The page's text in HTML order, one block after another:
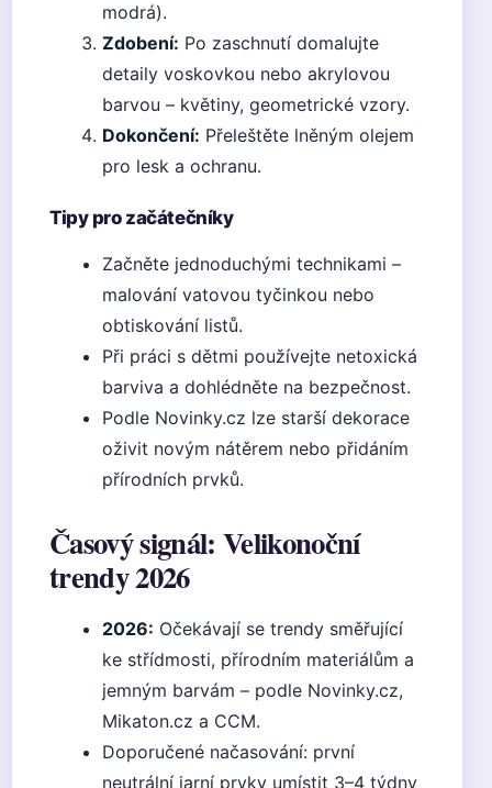
modrá).
Zdobení: Po zaschnutí domalujte
detaily voskovkou nebo akrylovou
barvou – květiny, geometrické vzory.
Dokončení: Přeleštěte lněným olejem
pro lesk a ochranu.
Tipy pro začátečníky
Začněte jednoduchými technikami –
malování vatovou tyčinkou nebo
obtiskování listů.
Při práci s dětmi používejte netoxická
barviva a dohlédněte na bezpečnost.
Podle Novinky.cz lze starší dekorace
oživit novým nátěrem nebo přidáním
přírodních prvků.
Časový signál: Velikonoční
trendy 2026
2026: Očekávají se trendy směřující
ke střídmosti, přírodním materiálům a
jemným barvám – podle Novinky.cz,
Mikaton.cz a CCM.
Doporučené načasování: první
neutrální jarní prvky umístit 3–4 týdny